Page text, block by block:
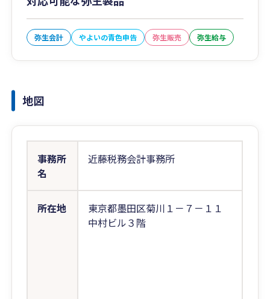
弥生会計 やよいの青色申告 弥生販売 弥生給与
地図
事務所
名
近藤税務会計事務所
所在地
東京都墨田区菊川１－７－１１
中村ビル３階